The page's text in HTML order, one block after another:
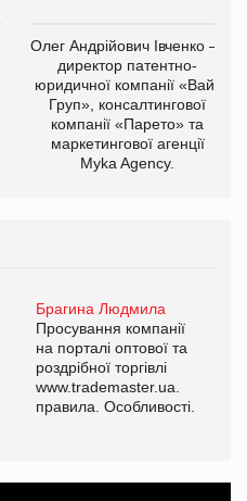
Олег Андрійович Івченко —
директор патентно-
юридичної компанії «Вайз
Груп», консалтингової
компанії «Парето» та
маркетингової агенції
Myka Agency.
Брагина Людмила
Просування компанії
на порталі оптової та
роздрібної торгівлі
www.trademaster.ua.
правила. Особливості.